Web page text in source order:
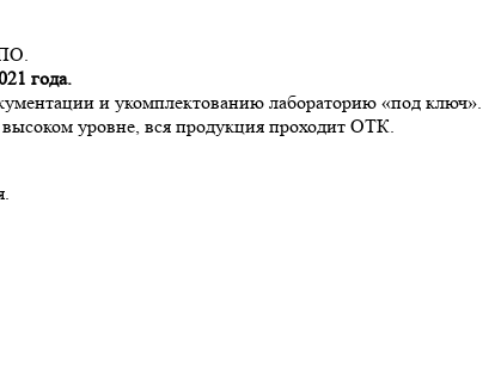
года.
и укомплектованию лабораторию «под ключ».
уровне, вся продукция проходит ОТК.